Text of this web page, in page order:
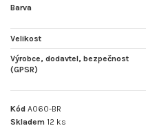
Barva
Velikost
Výrobce, dodavtel, bezpečnost
(GPSR)
Kód A060-BR
Skladem 12 ks